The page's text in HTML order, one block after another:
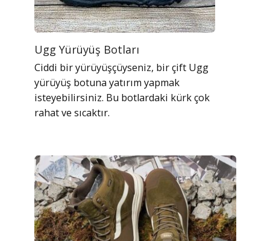
Ugg Yürüyüş Botları
Ciddi bir yürüyüşçüyseniz, bir çift Ugg
yürüyüş botuna yatırım yapmak
isteyebilirsiniz. Bu botlardaki kürk çok
rahat ve sıcaktır.